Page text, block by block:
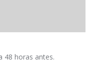
48 horas antes.